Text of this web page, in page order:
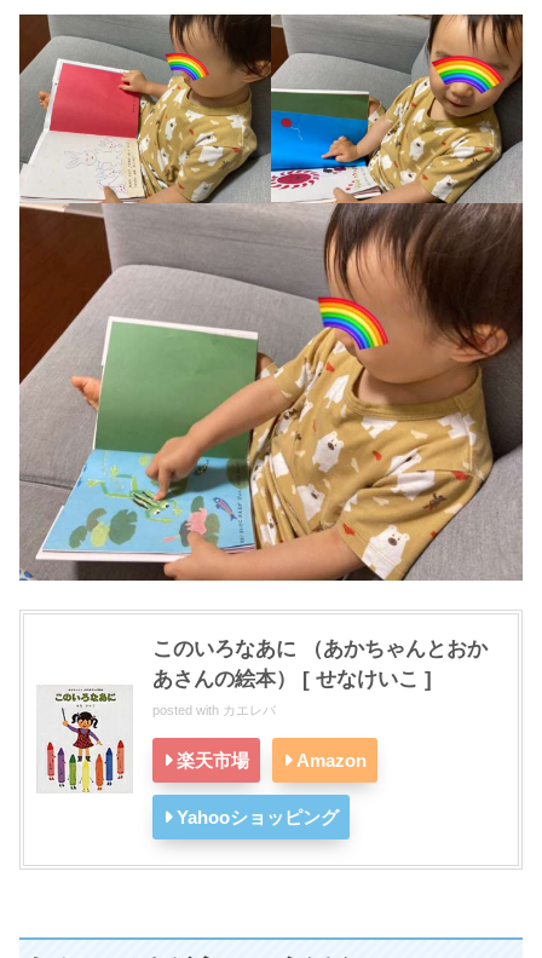
このいろなあに （あかちゃんとおか
あさんの絵本） [ せなけいこ ]
posted with カエレバ
楽天市場 Amazon
Yahooショッピング